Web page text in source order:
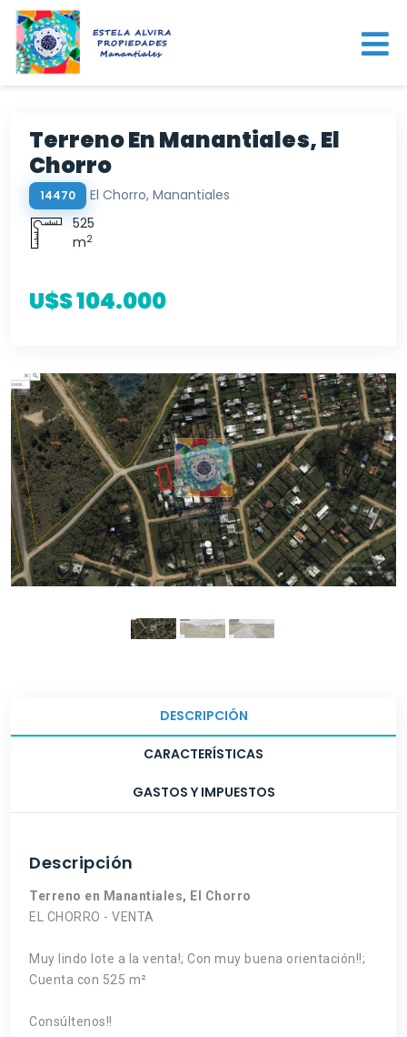
Terreno En Manantiales, El
Chorro
14470
El Chorro, Manantiales
525
m2
U$S 104.000
DESCRIPCIÓN
CARACTERÍSTICAS
GASTOS Y IMPUESTOS
Descripción
Terreno en Manantiales, El Chorro
EL CHORRO - VENTA
Muy lindo lote a la venta!; Con muy buena orientación!!;
Cuenta con 525 m²
Consúltenos!!